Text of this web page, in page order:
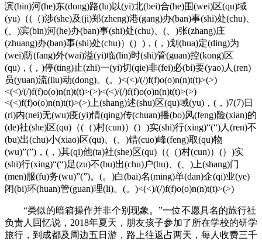
滨(bin)河(he)东(dong)路(lu)以(yi)北(bei)合(he)围(wei)区(qu)域
(yu)（(（)涉(she)及(ji)郑(zheng)港(gang)办(ban)事(shi)处(chu)、
(、)滨(bin)河(he)办(ban)事(shi)处(chu)、(、)张(zhang)庄
(zhuang)办(ban)事(shi)处(chu)）(）)，(，)划(hua)定(ding)为
(wei)防(fang)外(wai)溢(yi)临(lin)时(shi)管(guan)控(kong)区
(qu)，(，)停(ting)止(zhi)一(yi)切(qie)非(fei)必(bi)要(yao)人(ren)
员(yuan)流(liu)动(dong)。(。)<(<)/(/)f(f)o(o)n(n)t(t)>(>)
<(<)/(/)f(f)o(o)n(n)t(t)>(>)<(<)/(/)f(f)o(o)n(n)t(t)>(>)
<(<)f(f)o(o)n(n)t(t)>(>)上(shang)述(shu)区(qu)域(yu)，(，)7(7)日
(ri)内(nei)无(wu)疫(yi)情(qing)传(chuan)播(bo)风(feng)险(xian)的
(de)社(she)区(qu)（(（)村(cun)）(）)实(shi)行(xing)“(“)人(ren)不
(bu)出(chu)小(xiao)区(qu)、(、)错(cuo)峰(feng)取(qu)物
(wu)”(”)，(，)其(qi)他(ta)社(she)区(qu)（(（)村(cun)）(）)实
(shi)行(xing)“(“)足(zu)不(bu)出(chu)户(hu)、(、)上(shang)门
(men)服(fu)务(wu)”(”)。(。)白(bai)名(ming)单(dan)企(qi)业(ye)
闭(bi)环(huan)管(guan)理(li)。(。)<(<)/(/)f(f)o(o)n(n)t(t)>(>)
“类似的暗箱操作并非个别现象。”一位不愿具名的旅行社
负责人回忆说，2018年夏天，朋友孩子参加了所在学校的研学
旅行，到成都及周边五日游，路上往返占两天，每人收费三千